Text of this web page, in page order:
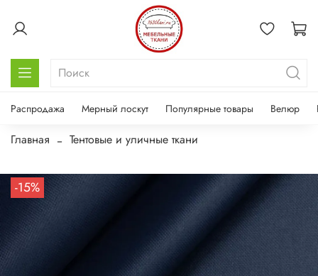
Распродажа Мерный лоскут Популярные товары Велюр
Главная Тентовые и уличные ткани
-15%